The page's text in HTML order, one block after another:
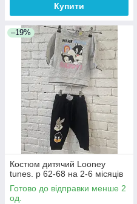
Купити
–19%
Костюм дитячий Looney
tunes. р 62-68 на 2-6 місяців
Готово до відправки менше 2
од.